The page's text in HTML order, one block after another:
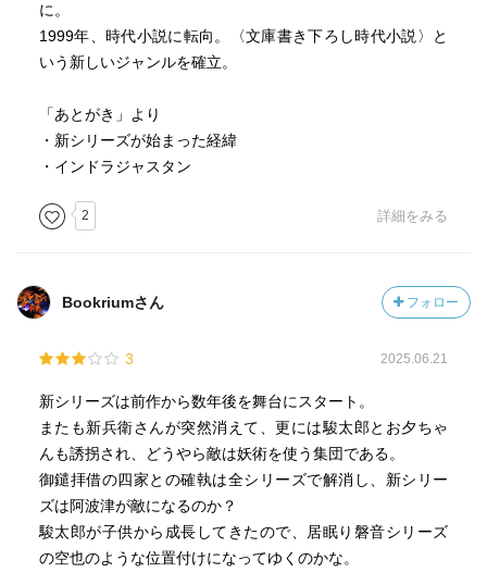
に。
1999年、時代小説に転向。〈文庫書き下ろし時代小説〉と
いう新しいジャンルを確立。
「あとがき」より
・新シリーズが始まった経緯
・インドラジャスタン
2 詳細をみる
Bookriumさん フォロー
3 2025.06.21
新シリーズは前作から数年後を舞台にスタート。
またも新兵衛さんが突然消えて、更には駿太郎とお夕ちゃ
んも誘拐され、どうやら敵は妖術を使う集団である。
御鑓拝借の四家との確執は全シリーズで解消し、新シリー
ズは阿波津が敵になるのか？
駿太郎が子供から成長してきたので、居眠り磐音シリーズ
の空也のような位置付けになってゆくのかな。